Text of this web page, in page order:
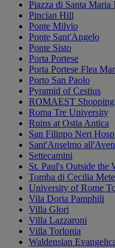
Piazza di Santa Maria
Pincian Hill
Ponte Milvio
Ponte Sant'Angelo
Ponte Sisto
Porta Portese
Porta Portese Flea
Porto San Paolo
Pyramid of Cestius
ROMAEST Shopping
Roma Tre University
Ruins at Ostia Antica
San Filippo Neri
Sant'Anselmo
Settecamini
St. Paul's Outside the
Tomba di Cecilia
University of Rome
Vila Doria Pamphili
Villa Glori
Villa Lazzaroni
Villa Torlonia
Waldensian